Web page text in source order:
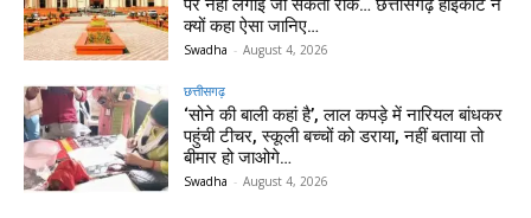
पर नहीं लगाई जा सकती रोक… छत्तीसगढ़ हाईकोर्ट ने
क्यों कहा ऐसा जानिए…
Swadha - August 4, 2026
छत्तीसगढ़
‘सोने की बाली कहां है’, लाल कपड़े में नारियल बांधकर
पहुंची टीचर, स्कूली बच्चों को डराया, नहीं बताया तो
बीमार हो जाओगे…
Swadha - August 4, 2026